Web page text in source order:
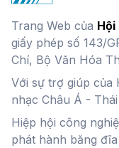
Trang Web của Hội
giấy phép số 143/
Chí, Bộ Văn Hóa
Với sự trợ giúp của
nhạc Châu Á -
Hiệp hội công
phát hành băng